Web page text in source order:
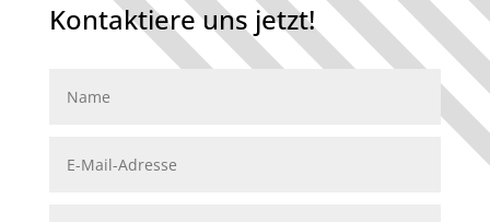
Kontaktiere uns jetzt!